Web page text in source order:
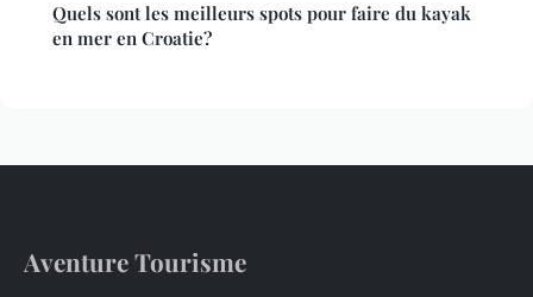
Quels sont les meilleurs spots pour faire du kayak
en mer en Croatie?
Aventure Tourisme